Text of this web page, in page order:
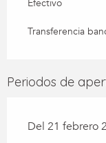
Efectivo
Transferencia
Periodos de
Del 21 febrero